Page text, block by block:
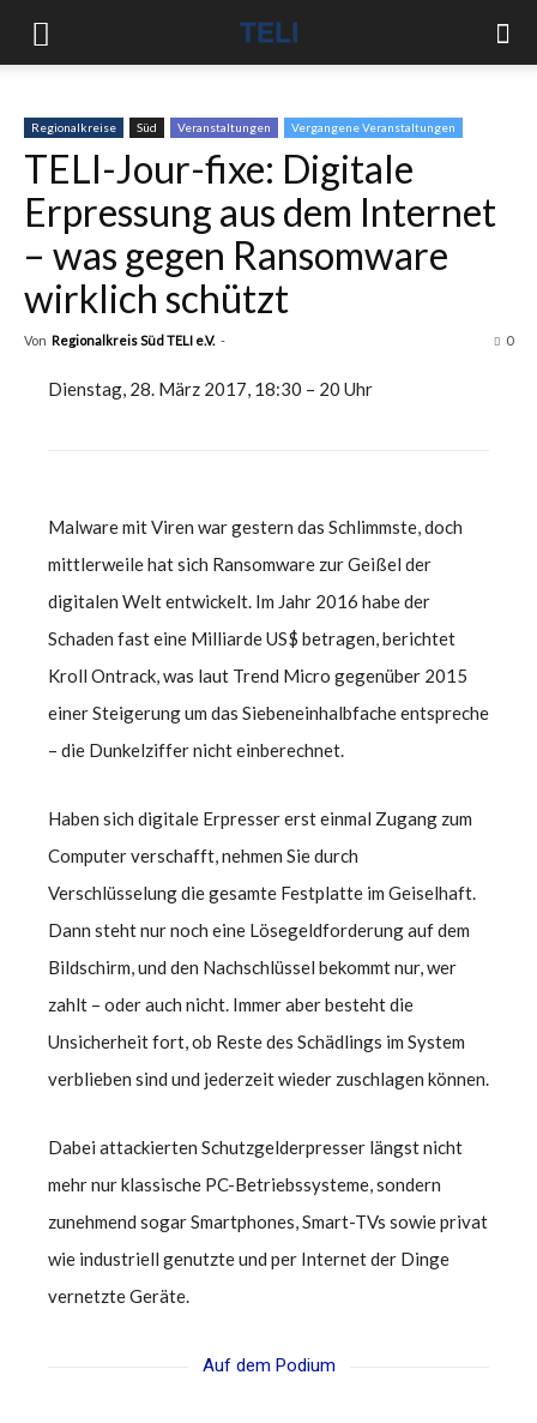
Regionalkreise Süd Veranstaltungen Vergangene Veranstaltungen
TELI-Jour-fixe: Digitale
Erpressung aus dem Internet
– was gegen Ransomware
wirklich schützt
Von Regionalkreis Süd TELI e.V. - 0
Dienstag, 28. März 2017, 18:30 – 20 Uhr
Malware mit Viren war gestern das Schlimmste, doch
mittlerweile hat sich Ransomware zur Geißel der
digitalen Welt entwickelt. Im Jahr 2016 habe der
Schaden fast eine Milliarde US$ betragen, berichtet
Kroll Ontrack, was laut Trend Micro gegenüber 2015
einer Steigerung um das Siebeneinhalbfache entspreche
– die Dunkelziffer nicht einberechnet.
Haben sich digitale Erpresser erst einmal Zugang zum
Computer verschafft, nehmen Sie durch
Verschlüsselung die gesamte Festplatte im Geiselhaft.
Dann steht nur noch eine Lösegeldforderung auf dem
Bildschirm, und den Nachschlüssel bekommt nur, wer
zahlt – oder auch nicht. Immer aber besteht die
Unsicherheit fort, ob Reste des Schädlings im System
verblieben sind und jederzeit wieder zuschlagen können.
Dabei attackierten Schutzgelderpresser längst nicht
mehr nur klassische PC-Betriebssysteme, sondern
zunehmend sogar Smartphones, Smart-TVs sowie privat
wie industriell genutzte und per Internet der Dinge
vernetzte Geräte.
Auf dem Podium